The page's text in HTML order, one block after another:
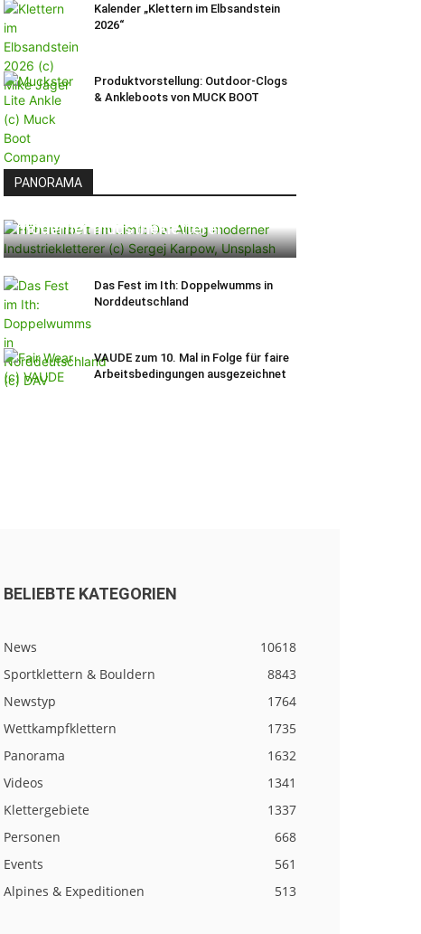
Kalender „Klettern im Elbsandstein
2026“
Produktvorstellung: Outdoor-Clogs
& Ankleboots von MUCK BOOT
PANORAMA
moderner Industriekletterer
Das Fest im Ith: Doppelwumms in
Norddeutschland
VAUDE zum 10. Mal in Folge für faire
Arbeitsbedingungen ausgezeichnet
BELIEBTE KATEGORIEN
News
10618
Sportklettern & Bouldern
8843
Newstyp
1764
Wettkampfklettern
1735
Panorama
1632
Videos
1341
Klettergebiete
1337
Personen
668
Events
561
Alpines & Expeditionen
513